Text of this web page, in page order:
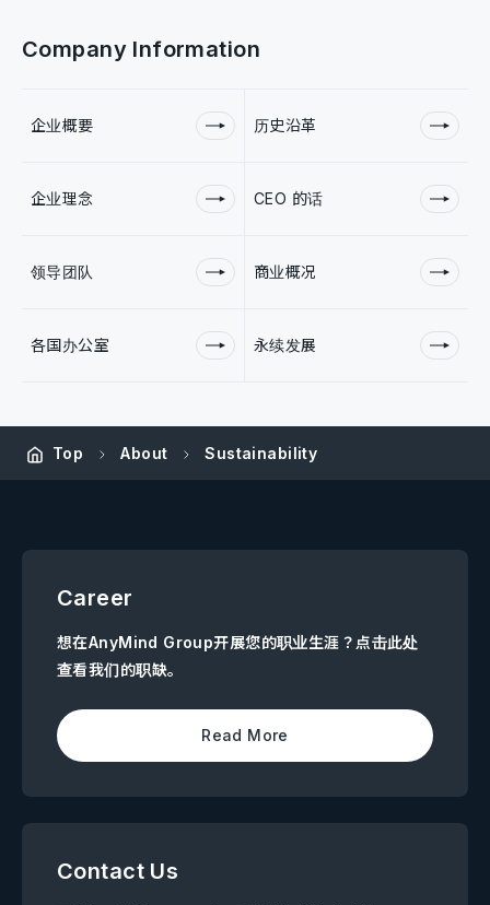
Company Information
企业概要 历史沿革
企业理念 CEO 的话
领导团队 商业概况
各国办公室 永续发展
Top About Sustainability
Career
想在AnyMind Group开展您的职业生涯？点击此处
查看我们的职缺。
Read More
Contact Us